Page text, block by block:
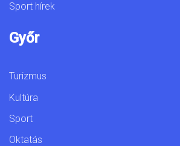
Sport hírek
Győr
Turizmus
Kultúra
Sport
Oktatás